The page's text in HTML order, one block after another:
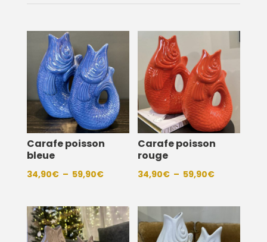
Carafe poisson
bleue
34,90€ – 59,90€Plage
prix :
34,90€
à
Carafe poisson
rouge
34,90€ – 59,90€Plage
prix :
34,90€
à